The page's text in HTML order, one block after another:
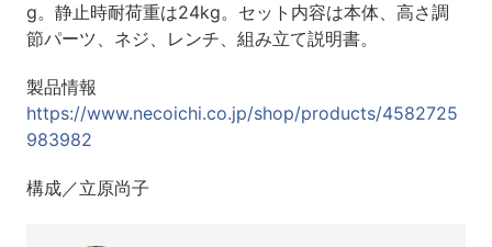
g。静止時耐荷重は24kg。セット内容は本体、高さ調
節パーツ、ネジ、レンチ、組み立て説明書。
製品情報
https://www.necoichi.co.jp/shop/products/4582725
983982
構成／立原尚子